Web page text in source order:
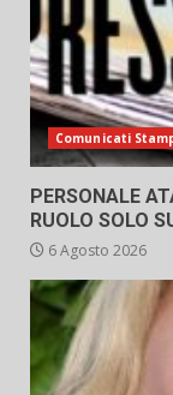
Comunicati
PERSONALE
RUOLO SOLO
6 Agosto 2026